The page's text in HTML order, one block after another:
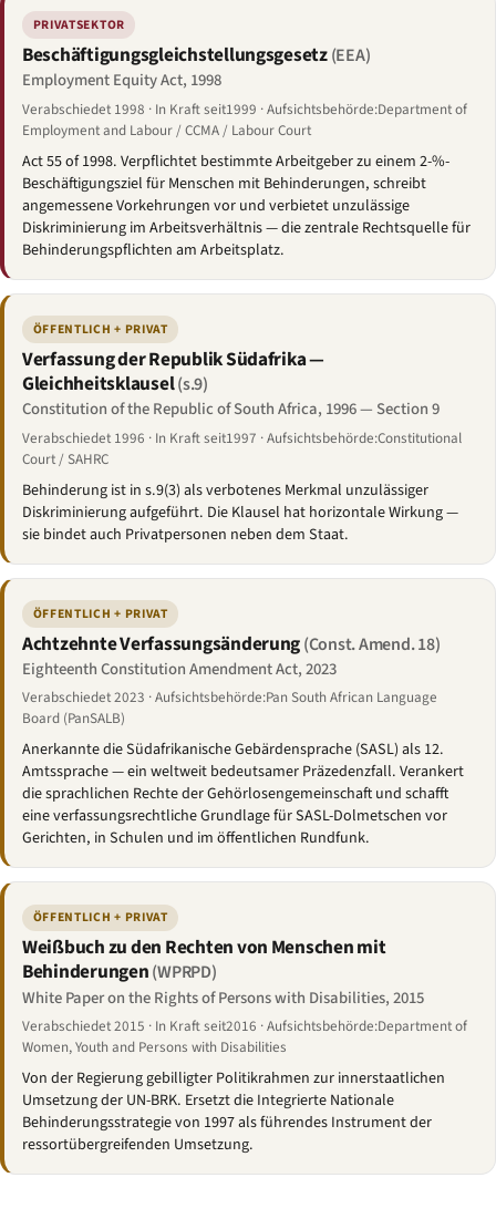
PRIVATSEKTOR
Beschäftigungsgleichstellungsgesetz(EEA)
Employment Equity Act, 1998
Verabschiedet 1998 · In Kraft seit1999 · Aufsichtsbehörde:Department of
Employment and Labour / CCMA / Labour Court
Act 55 of 1998. Verpflichtet bestimmte Arbeitgeber zu einem 2-%-
Beschäftigungsziel für Menschen mit Behinderungen, schreibt
angemessene Vorkehrungen vor und verbietet unzulässige
Diskriminierung im Arbeitsverhältnis — die zentrale Rechtsquelle für
Behinderungspflichten am Arbeitsplatz.
ÖFFENTLICH + PRIVAT
Verfassung der Republik Südafrika —
Gleichheitsklausel(s.9)
Constitution of the Republic of South Africa, 1996 — Section 9
Verabschiedet 1996 · In Kraft seit1997 · Aufsichtsbehörde:Constitutional
Court / SAHRC
Behinderung ist in s.9(3) als verbotenes Merkmal unzulässiger
Diskriminierung aufgeführt. Die Klausel hat horizontale Wirkung —
sie bindet auch Privatpersonen neben dem Staat.
ÖFFENTLICH + PRIVAT
Achtzehnte Verfassungsänderung(Const. Amend. 18)
Eighteenth Constitution Amendment Act, 2023
Verabschiedet 2023 · Aufsichtsbehörde:Pan South African Language
Board (PanSALB)
Anerkannte die Südafrikanische Gebärdensprache (SASL) als 12.
Amtssprache — ein weltweit bedeutsamer Präzedenzfall. Verankert
die sprachlichen Rechte der Gehörlosengemeinschaft und schafft
eine verfassungsrechtliche Grundlage für SASL-Dolmetschen vor
Gerichten, in Schulen und im öffentlichen Rundfunk.
ÖFFENTLICH + PRIVAT
Weißbuch zu den Rechten von Menschen mit
Behinderungen(WPRPD)
White Paper on the Rights of Persons with Disabilities, 2015
Verabschiedet 2015 · In Kraft seit2016 · Aufsichtsbehörde:Department of
Women, Youth and Persons with Disabilities
Von der Regierung gebilligter Politikrahmen zur innerstaatlichen
Umsetzung der UN-BRK. Ersetzt die Integrierte Nationale
Behinderungsstrategie von 1997 als führendes Instrument der
ressortübergreifenden Umsetzung.